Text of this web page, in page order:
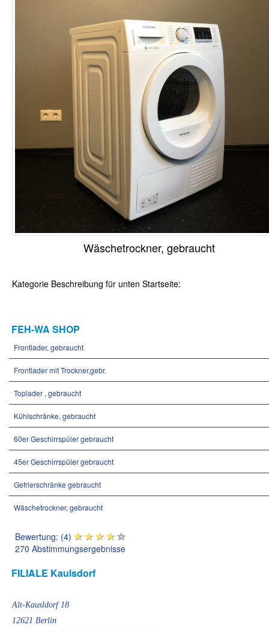
Wäschetrockner, gebraucht
Kategorie Beschreibung für unten Startseite:
FEH-WA SHOP
Frontlader, gebraucht
Frontlader mit Trockner,gebr.
Toplader , gebraucht
Kühlschränke, gebraucht
60er Geschirrspüler gebraucht
45er Geschirrspüler gebraucht
Gefrierschränke gebraucht
Wäschetrockner, gebraucht
Bewertung: (4)
270 Abstimmungsergebnisse
FILIALE Kaulsdorf
Alt-Kausldorf 18
12621 Berlin